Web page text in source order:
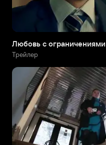
Любовь с ограничениями
Трейлер